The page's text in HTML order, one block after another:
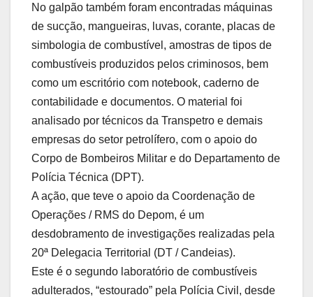
No galpão também foram encontradas máquinas
de sucção, mangueiras, luvas, corante, placas de
simbologia de combustível, amostras de tipos de
combustíveis produzidos pelos criminosos, bem
como um escritório com notebook, caderno de
contabilidade e documentos. O material foi
analisado por técnicos da Transpetro e demais
empresas do setor petrolífero, com o apoio do
Corpo de Bombeiros Militar e do Departamento de
Polícia Técnica (DPT).
A ação, que teve o apoio da Coordenação de
Operações / RMS do Depom, é um
desdobramento de investigações realizadas pela
20ª Delegacia Territorial (DT / Candeias).
Este é o segundo laboratório de combustíveis
adulterados, “estourado” pela Polícia Civil, desde